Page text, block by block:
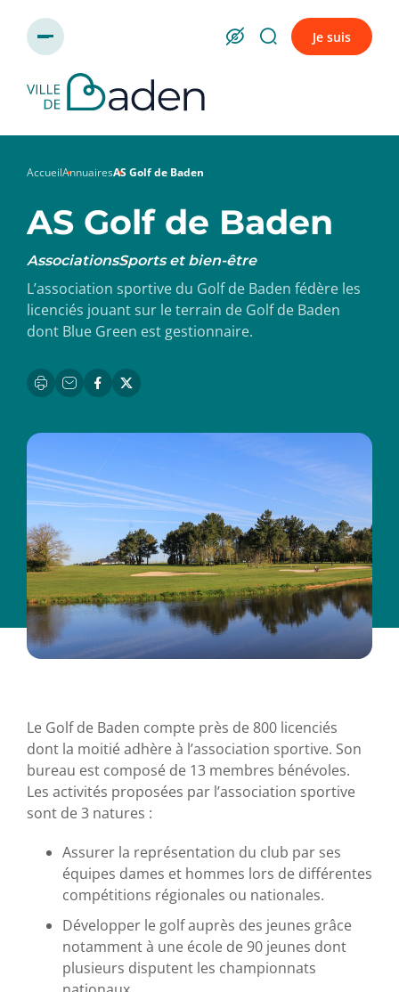
Je suis
AccueilAnnuairesAS Golf de Baden
AS Golf de Baden
AssociationsSports et bien-être
L’association sportive du Golf de Baden fédère les
licenciés jouant sur le terrain de Golf de Baden
dont Blue Green est gestionnaire.
Le Golf de Baden compte près de 800 licenciés
dont la moitié adhère à l’association sportive. Son
bureau est composé de 13 membres bénévoles.
Les activités proposées par l’association sportive
sont de 3 natures :
Assurer la représentation du club par ses
équipes dames et hommes lors de différentes
compétitions régionales ou nationales.
Développer le golf auprès des jeunes grâce
notamment à une école de 90 jeunes dont
plusieurs disputent les championnats